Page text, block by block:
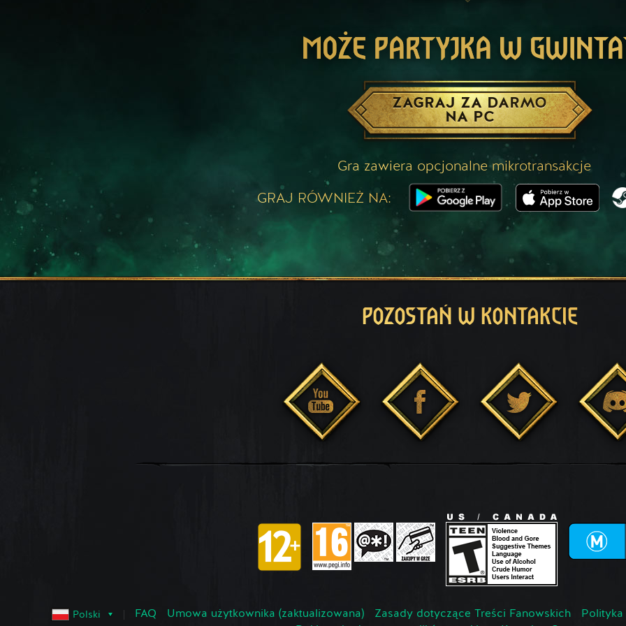
MOŻE PARTYJKA W
ZAGRAJ ZA DARMO
NA PC
Gra zawiera opcjonalne mikrotransakcje
GRAJ RÓWNIEŻ NA:
POZOSTAŃ W KONTAKCIE
Polski FAQ Umowa użytkownika (zaktualizowana) Zasady dotyczące Treści Fanowskich